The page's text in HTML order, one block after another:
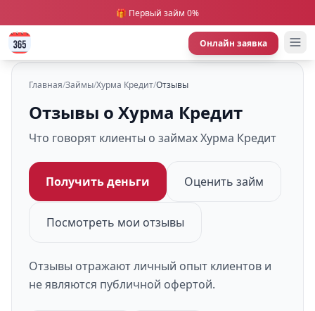
🎁 Первый займ 0%
Онлайн заявка
Главная/Займы/Хурма Кредит/Отзывы
Отзывы о Хурма Кредит
Что говорят клиенты о займах Хурма Кредит
Получить деньги Оценить займ
Посмотреть мои отзывы
Отзывы отражают личный опыт клиентов и
не являются публичной офертой.